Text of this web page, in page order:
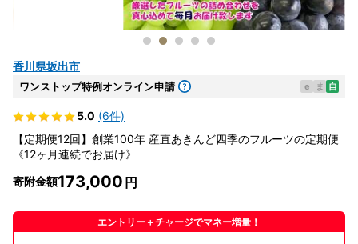
香川県坂出市
ワンストップ特例オンライン申請 e ま 自
5.0 (6件)
【定期便12回】創業100年 産直あきんど四季のフルーツの定期便
《12ヶ月連続でお届け》
寄附金額173,000
エントリー＋チャージでマネー増量！